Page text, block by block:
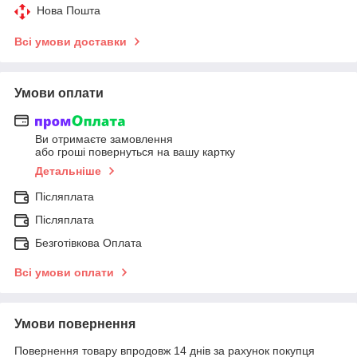
Нова Пошта
Всі умови доставки
Умови оплати
Ви отримаєте замовлення
або гроші повернуться на вашу картку
Детальніше
Післяплата
Післяплата
Безготівкова Оплата
Всі умови оплати
Умови повернення
Повернення товару впродовж 14 днів за рахунок покупця